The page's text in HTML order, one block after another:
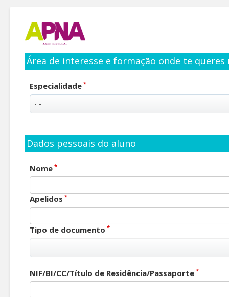
Área de interesse e formação onde te
Especialidade *
Dados pessoais do aluno
Nome *
Apelidos *
Tipo de documento *
NIF/BI/CC/Título de Residência/Passaporte *